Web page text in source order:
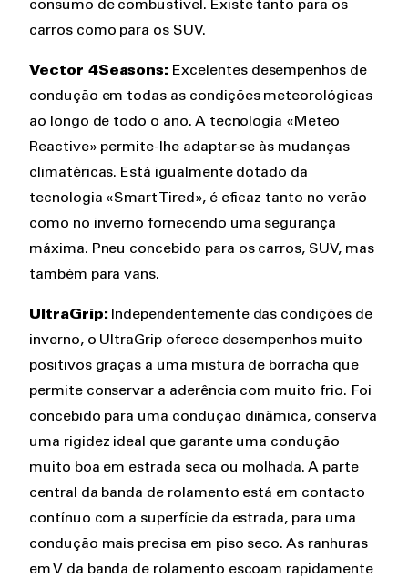
consumo de combustível. Existe tanto para os
carros como para os SUV.
Vector 4Seasons: Excelentes desempenhos de
condução em todas as condições meteorológicas
ao longo de todo o ano. A tecnologia «Meteo
Reactive» permite-lhe adaptar-se às mudanças
climatéricas. Está igualmente dotado da
tecnologia «Smart Tired», é eficaz tanto no verão
como no inverno fornecendo uma segurança
máxima. Pneu concebido para os carros, SUV, mas
também para vans.
UltraGrip:Independentemente das condições de
inverno, o UltraGrip oferece desempenhos muito
positivos graças a uma mistura de borracha que
permite conservar a aderência com muito frio. Foi
concebido para uma condução dinâmica, conserva
uma rigidez ideal que garante uma condução
muito boa em estrada seca ou molhada. A parte
central da banda de rolamento está em contacto
contínuo com a superfície da estrada, para uma
condução mais precisa em piso seco. As ranhuras
em V da banda de rolamento escoam rapidamente